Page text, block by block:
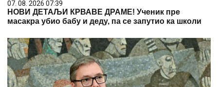
07. 08. 2026 07:39
НОВИ ДЕТАЉИ КРВАВЕ ДРАМЕ! Ученик пре
масакра убио бабу и деду, па се запутио ка школи